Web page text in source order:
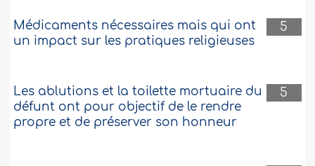
5
Médicaments nécessaires mais qui ont
un impact sur les pratiques religieuses
5
Les ablutions et la toilette mortuaire du
défunt ont pour objectif de le rendre
propre et de préserver son honneur